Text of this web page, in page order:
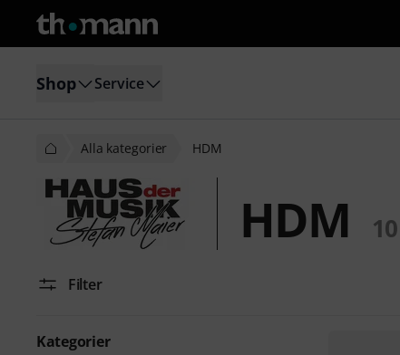
Shop Service
Alla kategorier HDM
HDM 10
Filter
Kategorier